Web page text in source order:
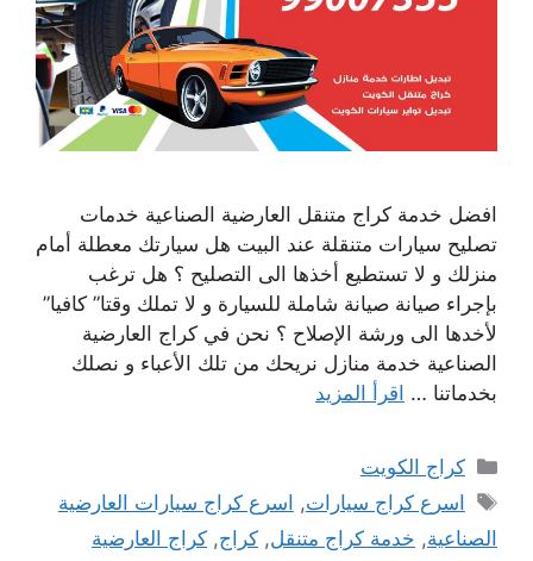
افضل خدمة كراج متنقل العارضية الصناعية خدمات
تصليح سيارات متنقلة عند البيت هل سيارتك معطلة أمام
منزلك و لا تستطيع أخذها الى التصليح ؟ هل ترغب
بإجراء صيانة صيانة شاملة للسيارة و لا تملك وقتا” كافيا”
لأخدها الى ورشة الإصلاح ؟ نحن في كراج العارضية
الصناعية خدمة منازل نريحك من تلك الأعباء و نصلك
بخدماتنا … اقرأ المزيد
التصنيفات
كراج الكويت
الوسوم
اسرع كراج سيارات, اسرع كراج سيارات العارضية
الصناعية, خدمة كراج متنقل, كراج, كراج العارضية